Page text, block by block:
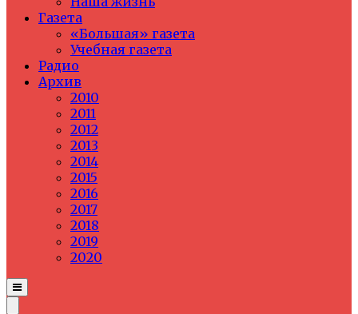
Газета
«Большая» газета
Учебная газета
Радио
Архив
2010
2011
2012
2013
2014
2015
2016
2017
2018
2019
2020